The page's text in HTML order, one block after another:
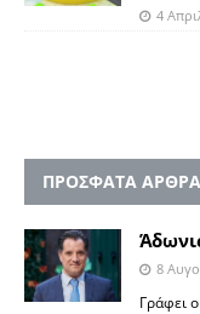
4
ΠΡΟΣΦΑΤΑ ΑΡΘΡΑ
8
Γράφει